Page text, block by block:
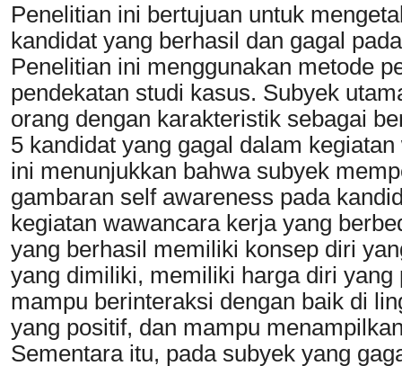
Penelitian ini bertujuan untuk
kandidat yang berhasil dan gagal
Penelitian ini menggunakan metode
pendekatan studi kasus. Subyek
orang dengan karakteristik sebagai
5 kandidat yang gagal dalam
ini menunjukkan bahwa subyek
gambaran self awareness pada
kegiatan wawancara kerja yang
yang berhasil memiliki konsep diri
yang dimiliki, memiliki harga diri
mampu berinteraksi dengan baik di
yang positif, dan mampu
Sementara itu, pada subyek yang